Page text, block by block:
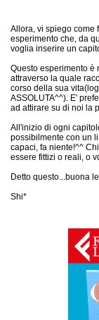
Allora, vi spiego come
esperimento che, da
voglia inserire un
Questo esperimento è
attraverso la quale
corso della sua
ASSOLUTA^^). E'
ad attirare su di noi la
All'inizio di ogni
possibilmente con un
capaci, fa niente!^^
essere fittizi o reali, o
Detto questo...buona
Shi*